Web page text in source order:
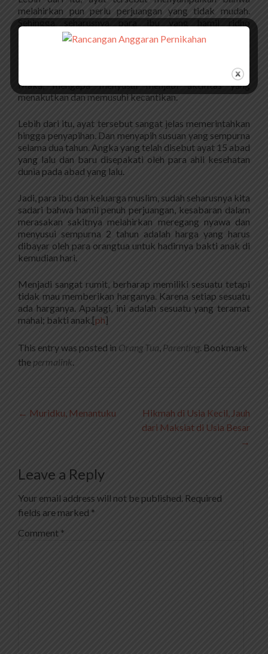
melahirkan pun perlu perjuangan yang tidak mudah.
Sehingga seharusnya para ibu yang hamil ridho
melahirkan dengan rasa sakit dan perjuangan bertaruh
nyawa. Bukan mudah menyerah dan malas berjuang
Maka, mengapa menyusui menjadi aktifitas yang
menakutkan dan memusuhi kecantikan.
Lebih dari itu, ayat tersebut sangat jelas memerintahkan
hingga penyapihan. Dan menyapih susuan yang sempurna
selama dua tahun. Angka yang telah disebut ayat 15 abad
yang lalu dan baru disepakati oleh para ahli kesehatan
dunia pada abad yang lalu.
Jadi, para ibu dan keluarga muslim, sudah seharusnya kita
sadari bahwa hamil penuh perjuangan, kesabaran dalam
merasakan sakitnya melahirkan meregang nyawa dan
menyusui sempurna 2 tahun adalah harga yang harus
dibayar oleh para orangtua untuk hadirnya bakti anak di
kemudian hari.
Menjadi sangat rumit, berharap memiliki sesuatu tetapi
tidak mau memberikan harganya. Karena setiap sesuatu
ada harganya. Apalagi, ini adalah sesuatu yang teramat
mahal; bakti anak.[ph]
This entry was posted in Orang Tua, Parenting. Bookmark
the permalink.
Post
← Muridku, Menantuku
Hikmah di Usia Kecil, Jauh
dari Maksiat di Usia Besar
→
Leave a Reply
Your email address will not be published. Required
fields are marked *
Comment *